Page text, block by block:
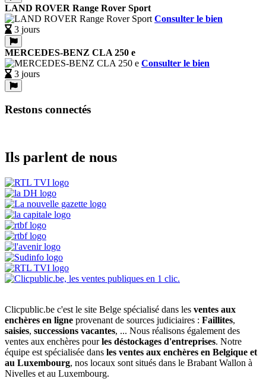
LAND ROVER Range Rover Sport
Consulter le bien
3 jours
MERCEDES-BENZ CLA 250 e
Consulter le bien
3 jours
Restons connectés
Ils parlent de nous
Clicpublic.be c'est le site Belge spécialisé dans les ventes aux
enchères en ligne provenant de sources judiciaires : Faillites,
saisies, successions vacantes, ... Nous réalisons également des
ventes aux enchères pourles déstockages d'entreprises. Notre
équipe est spécialisée dans les ventes aux enchères en Belgique et
au Luxembourg, nos locaux sont situés dans le Brabant Wallon à
Nivelles et au Luxembourg.